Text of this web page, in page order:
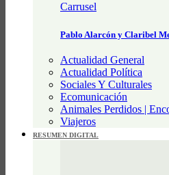
Carrusel
Pablo Alarcón y Claribel
Actualidad General
Actualidad Política
Sociales Y Culturales
Ecomunicación
Animales Perdidos |
Viajeros
RESUMEN DIGITAL